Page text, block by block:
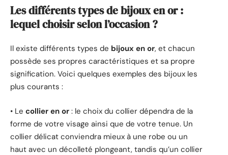
Les différents types de bijoux en or :
lequel choisir selon l’occasion ?
Il existe différents types de bijoux en or, et chacun
possède ses propres caractéristiques et sa propre
signification. Voici quelques exemples des bijoux les
plus courants :
• Le collier en or : le choix du collier dépendra de la
forme de votre visage ainsi que de votre tenue. Un
collier délicat conviendra mieux à une robe ou un
haut avec un décolleté plongeant, tandis qu’un collier